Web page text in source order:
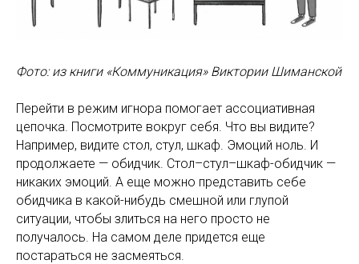
Фото: из книги «Коммуникация» Виктории Шиманской
Перейти в режим игнора помогает ассоциативная
цепочка. Посмотрите вокруг себя. Что вы видите?
Например, видите стол, стул, шкаф. Эмоций ноль. И
продолжаете — обидчик. Стол–стул–шкаф-обидчик —
никаких эмоций. А еще можно представить себе
обидчика в какой-нибудь смешной или глупой
ситуации, чтобы злиться на него просто не
получалось. На самом деле придется еще
постараться не засмеяться.